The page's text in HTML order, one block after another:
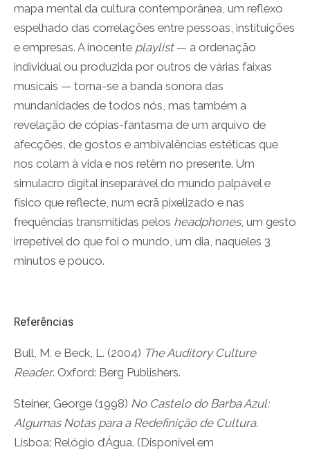
mapa mental da cultura contemporânea, um reflexo
espelhado das correlações entre pessoas, instituições
e empresas. A inocente playlist— a ordenação
individual ou produzida por outros de várias faixas
musicais — torna-se a banda sonora das
mundanidades de todos nós, mas também a
revelação de cópias-fantasma de um arquivo de
afecções, de gostos e ambivalências estéticas que
nos colam à vida e nos retêm no presente. Um
simulacro digital inseparável do mundo palpável e
físico que reflecte, num ecrã pixelizado e nas
frequências transmitidas pelos headphones, um gesto
irrepetível do que foi o mundo, um dia, naqueles 3
minutos e pouco.
Referências
Bull, M. e Beck, L. (2004) The Auditory Culture
Reader. Oxford: Berg Publishers.
Steiner, George (1998) No Castelo do Barba Azul:
Algumas Notas para a Redefinição de Cultura.
Lisboa: Relógio d’Água. (Disponível em